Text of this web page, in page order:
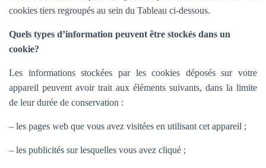
cookies tiers regroupés au sein du Tableau ci-dessous.
Quels types d’information peuvent être stockés dans un
cookie?
Les informations stockées par les cookies déposés sur votre
appareil peuvent avoir trait aux éléments suivants, dans la limite
de leur durée de conservation :
– les pages web que vous avez visitées en utilisant cet appareil ;
– les publicités sur lesquelles vous avez cliqué ;